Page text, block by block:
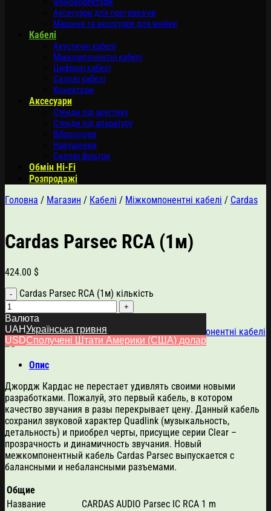
Аксесуари для програвачів
Машини та аксесуари для мийки
Кабелі
Акустичні кабелі
Міжкомпонентні кабелі
Цифрові кабелі
Силові кабелі
Конектори
Аксесуари
Стенди під акустику
Стенди під апаратуру
Віброопори
Навушники
Силові фільтри
Обмін Hi-Fi
Розпродажі
Головна / Магазин / Кабелі / Міжкомпонентні кабелі / Cardas
Сardas Parsec RCA (1м)
424.00 $
Сardas Parsec RCA (1м) кількість
Додати в кошик
Артикул:4326 Категорії:Cardas Міжкомпонентні кабелі
Опис
Джордж Кардас не перестает удивлять своими новыми
разработками. Пожалуй, это первый кабель, в котором
качество звучания в разы перекрывает цену. Данный кабель
сохранил звуковой характер Quadlink (музыкальность,
детальность) и приобрел черты, присущие серии Clear –
прозрачность и динамичность звучания. Новый
межкомпонентный кабель Cardas Parsec выпускается с
балансными и небалансными разъемами.
Общие
Название
CARDAS AUDIO Parsec IC RCA 1 m
Валюта
UAHУкраїнська гривня
USDСполучені Штати Америки (США) долар